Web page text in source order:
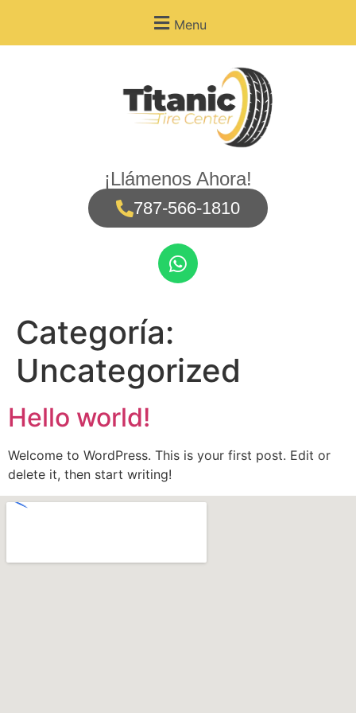
Menu
¡Llámenos Ahora!
787-566-1810
Categoría:
Uncategorized
Hello world!
Welcome to WordPress. This is your first post. Edit or
delete it, then start writing!